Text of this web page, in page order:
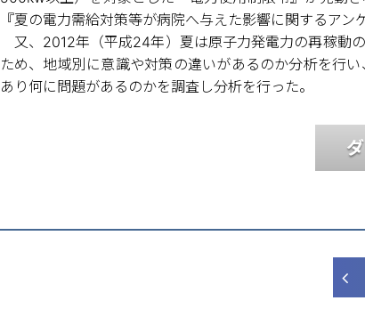
『夏の電力需給対策等が病院へ与えた影響に関するア
又、2012年（平成24年）夏は原子力発電力の再稼動
ため、地域別に意識や対策の違いがあるのか分析を行
あり何に問題があるのかを調査し分析を行った。